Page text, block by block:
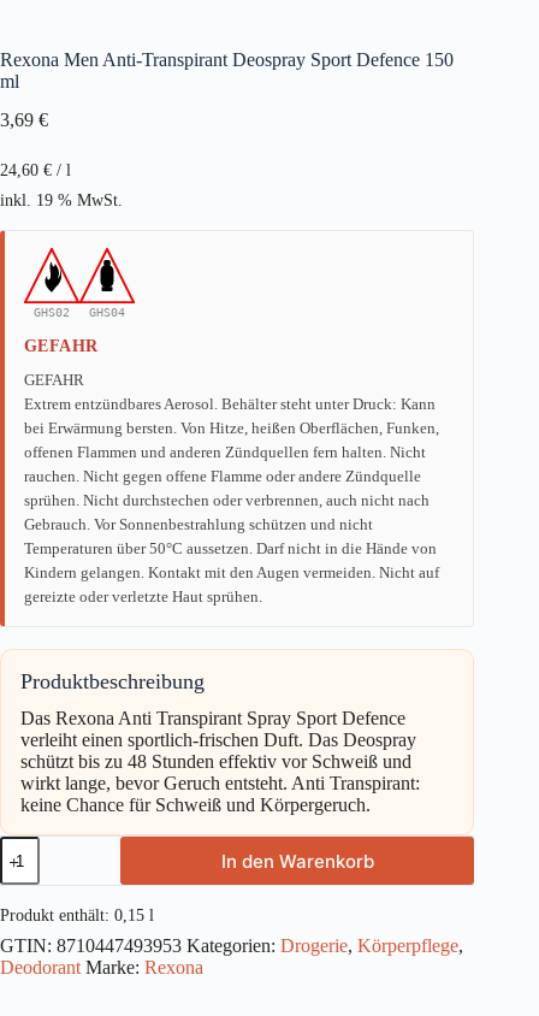
Rexona Men Anti-Transpirant Deospray Sport Defence 150
ml
3,69 €
24,60 € / l
inkl. 19 % MwSt.
GHS02 GHS04
GEFAHR
GEFAHR
Extrem entzündbares Aerosol. Behälter steht unter Druck: Kann
bei Erwärmung bersten. Von Hitze, heißen Oberflächen, Funken,
offenen Flammen und anderen Zündquellen fern halten. Nicht
rauchen. Nicht gegen offene Flamme oder andere Zündquelle
sprühen. Nicht durchstechen oder verbrennen, auch nicht nach
Gebrauch. Vor Sonnenbestrahlung schützen und nicht
Temperaturen über 50°C aussetzen. Darf nicht in die Hände von
Kindern gelangen. Kontakt mit den Augen vermeiden. Nicht auf
gereizte oder verletzte Haut sprühen.
Produktbeschreibung
Das Rexona Anti Transpirant Spray Sport Defence
verleiht einen sportlich-frischen Duft. Das Deospray
schützt bis zu 48 Stunden effektiv vor Schweiß und
wirkt lange, bevor Geruch entsteht. Anti Transpirant:
keine Chance für Schweiß und Körpergeruch.
Rexona
Men
Anti-
Transpirant
Deospray
Sport
Defence
In den Warenkorb
Produkt enthält: 0,15 l
GTIN: 8710447493953 Kategorien: Drogerie, Körperpflege,
Deodorant Marke: Rexona